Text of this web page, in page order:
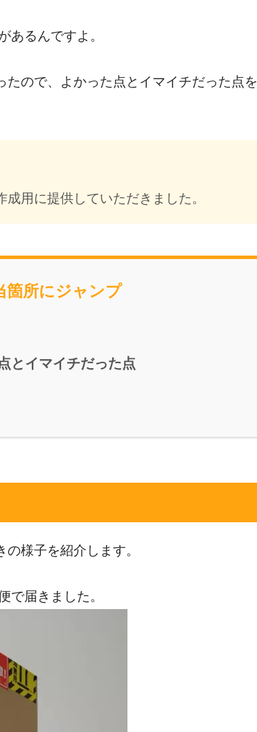
あるんですよ。
ので、よかった点とイマイチだった点を
用に提供していただきました。
箇所にジャンプ
とイマイチだった点
様子を紹介します。
で届きました。